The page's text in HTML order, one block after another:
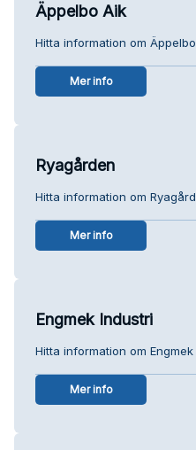
Äppelbo Aik
Hitta information om
Mer info
Ryagården
Hitta information om
Mer info
Engmek Industri
Hitta information om
Mer info